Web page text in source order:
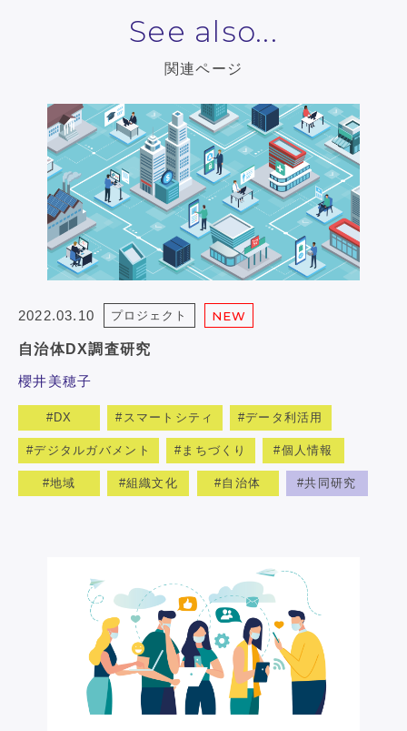
See also...
関連ページ
2022.03.10 プロジェクト NEW
自治体DX調査研究
櫻井美穂子
DX スマートシティ データ利活用
デジタルガバメント まちづくり 個人情報
地域 組織文化 自治体 共同研究